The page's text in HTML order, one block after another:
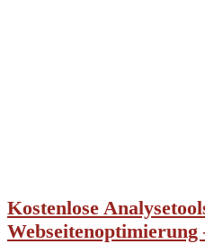
Kostenlose
Webseitenoptimierung